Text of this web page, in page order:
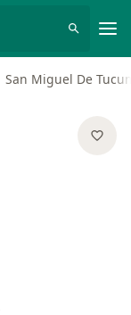
San Miguel De